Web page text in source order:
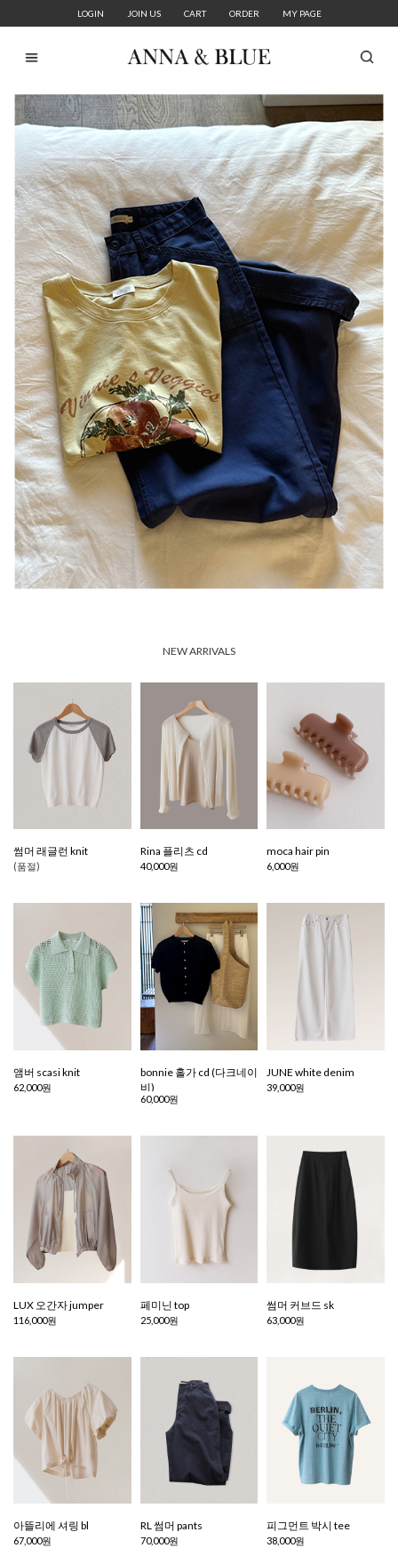
LOGIN JOIN US CART ORDER MY PAGE
NEW ARRIVALS
썸머 래글런 knit
(품절)
Rina 플리츠 cd
40,000원
moca hair pin
6,000원
앰버 scasi knit
62,000원
bonnie 홀가 cd (다크네이
비)
60,000원
JUNE white denim
39,000원
LUX 오간자 jumper
116,000원
페미닌 top
25,000원
썸머 커브드 sk
63,000원
아뜰리에 셔링 bl
67,000원
RL 썸머 pants
70,000원
피그먼트 박시 tee
38,000원